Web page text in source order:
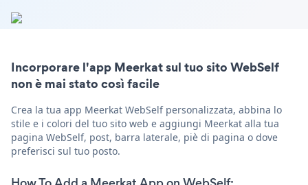
Incorporare l'app Meerkat sul tuo sito WebSelf
non è mai stato così facile
Crea la tua app Meerkat WebSelf personalizzata, abbina lo
stile e i colori del tuo sito web e aggiungi Meerkat alla tua
pagina WebSelf, post, barra laterale, piè di pagina o dove
preferisci sul tuo posto.